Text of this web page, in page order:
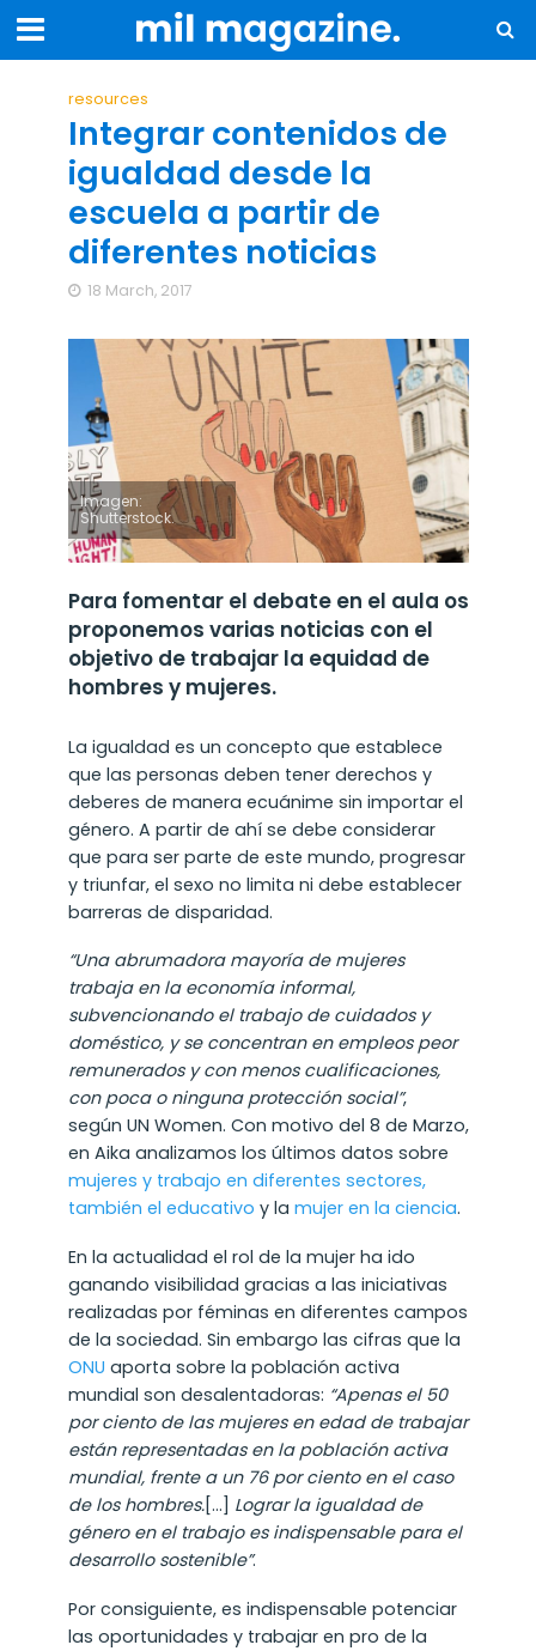
resources
Integrar contenidos de
igualdad desde la
escuela a partir de
diferentes noticias
18 March, 2017
Imagen:
Shutterstock.
Para fomentar el debate en el aula os
proponemos varias noticias con el
objetivo de trabajar la equidad de
hombres y mujeres.
La igualdad es un concepto que establece
que las personas deben tener derechos y
deberes de manera ecuánime sin importar el
género. A partir de ahí se debe considerar
que para ser parte de este mundo, progresar
y triunfar, el sexo no limita ni debe establecer
barreras de disparidad.
“Una abrumadora mayoría de mujeres
trabaja en la economía informal,
subvencionando el trabajo de cuidados y
doméstico, y se concentran en empleos peor
remunerados y con menos cualificaciones,
con poca o ninguna protección social”,
según UN Women. Con motivo del 8 de Marzo,
en Aika analizamos los últimos datos sobre
mujeres y trabajo en diferentes sectores,
también el educativo y la mujer en la ciencia.
En la actualidad el rol de la mujer ha ido
ganando visibilidad gracias a las iniciativas
realizadas por féminas en diferentes campos
de la sociedad. Sin embargo las cifras que la
ONU aporta sobre la población activa
mundial son desalentadoras: “Apenas el 50
por ciento de las mujeres en edad de trabajar
están representadas en la población activa
mundial, frente a un 76 por ciento en el caso
de los hombres.[…] Lograr la igualdad de
género en el trabajo es indispensable para el
desarrollo sostenible”.
Por consiguiente, es indispensable potenciar
las oportunidades y trabajar en pro de la